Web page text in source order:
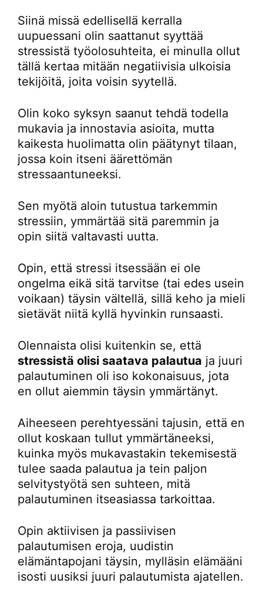
Siinä missä edellisellä kerralla
uupuessani olin saattanut syyttää
stressistä työolosuhteita, ei minulla ollut
tällä kertaa mitään negatiivisia ulkoisia
tekijöitä, joita voisin syytellä.
Olin koko syksyn saanut tehdä todella
mukavia ja innostavia asioita, mutta
kaikesta huolimatta olin päätynyt tilaan,
jossa koin itseni äärettömän
stressaantuneeksi.
Sen myötä aloin tutustua tarkemmin
stressiin, ymmärtää sitä paremmin ja
opin siitä valtavasti uutta.
Opin, että stressi itsessään ei ole
ongelma eikä sitä tarvitse (tai edes usein
voikaan) täysin vältellä, sillä keho ja mieli
sietävät niitä kyllä hyvinkin runsaasti.
Olennaista olisi kuitenkin se, että
stressistä olisi saatava palautua ja juuri
palautuminen oli iso kokonaisuus, jota
en ollut aiemmin täysin ymmärtänyt.
Aiheeseen perehtyessäni tajusin, että en
ollut koskaan tullut ymmärtäneeksi,
kuinka myös mukavastakin tekemisestä
tulee saada palautua ja tein paljon
selvitystyötä sen suhteen, mitä
palautuminen itseasiassa tarkoittaa.
Opin aktiivisen ja passiivisen
palautumisen eroja, uudistin
elämäntapojani täysin, mylläsin elämääni
isosti uusiksi juuri palautumista ajatellen.